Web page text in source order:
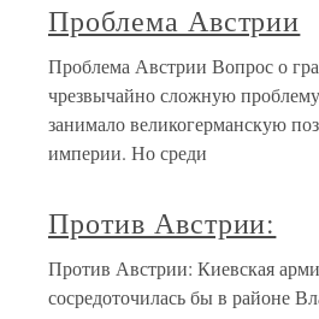
Проблема Австрии
Проблема Австрии Вопрос о
чрезвычайно сложную
занимало великогерманскую
империи. Но среди
Против Австрии:
Против Австрии: Киевская
сосредоточилась бы в районе